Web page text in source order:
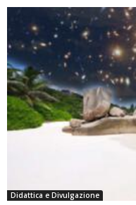
Didattica e Divulgazione